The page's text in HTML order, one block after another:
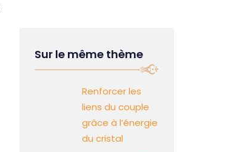
Sur le même thème
Renforcer les
liens du couple
grâce à l’énergie
du cristal